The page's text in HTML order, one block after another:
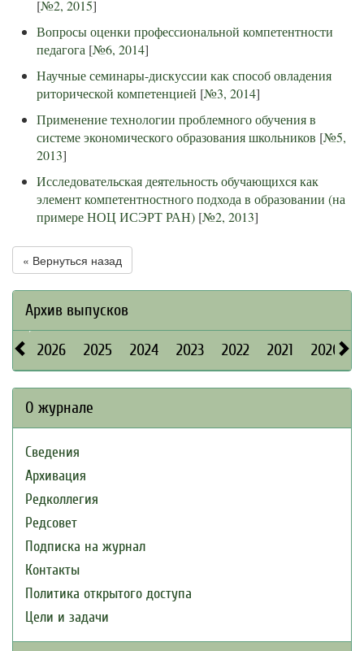
[№2, 2015]
Вопросы оценки профессиональной компетентности
педагога [№6, 2014]
Научные семинары-дискуссии как способ овладения
риторической компетенцией [№3, 2014]
Применение технологии проблемного обучения в
системе экономического образования школьников [№5,
2013]
Исследовательская деятельность обучающихся как
элемент компетентностного подхода в образовании (на
примере НОЦ ИСЭРТ РАН) [№2, 2013]
« Вернуться назад
Архив выпусков
2026 2025 2024 2023 2022 2021 2020
О журнале
Сведения
Архивация
Редколлегия
Редсовет
Подписка на журнал
Контакты
Политика открытого доступа
Цели и задачи